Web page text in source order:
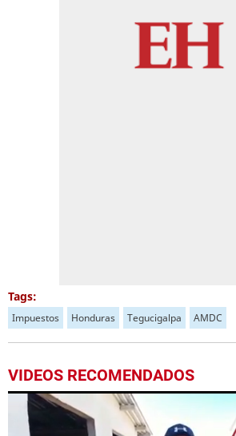
Tags:
Impuestos Honduras Tegucigalpa AMDC
VIDEOS RECOMENDADOS